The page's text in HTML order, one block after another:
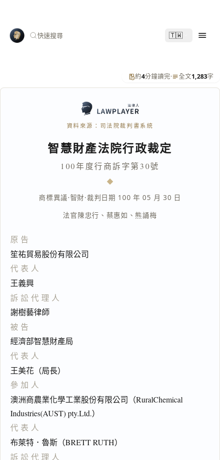
快速搜尋 🇹🇼
約4分鐘讀完· 全文1,283字
資料來源：司法院裁判書系統
智慧財產法院行政裁定
100年度行商訴字第30號
商標異議·智財·裁判日期 100 年 05 月 30 日
法官陳忠行 、 蔡惠如 、 熊誦梅
原告
笙祐貿易股份有限公司
代表人
王義興
訴訟代理人
謝樹藝律師
被告
經濟部智慧財產局
代表人
王美花（局長）
參加人
澳洲商農業化學工業股份有限公司（RuralChemical
Industries(AUST) pty.Ltd.）
代表人
布萊特．魯斯（BRETT RUTH）
訴訟代理人